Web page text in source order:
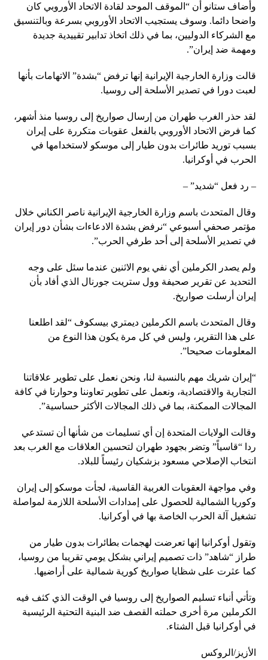
وأضاف ستانو أن “الموقف الموحد لقادة الاتحاد الأوروبي كان
واضحا دائما. وسوف يستجيب الاتحاد الأوروبي بسرعة وبالتنسيق
مع الشركاء الدوليين، بما في ذلك اتخاذ تدابير تقييدية جديدة
ومهمة ضد إيران”.
قالت وزارة الخارجية الإيرانية إنها ترفض “بشدة” الاتهامات بأنها
لعبت دورا في تصدير الأسلحة إلى روسيا.
لقد حذر الغرب طهران من إرسال صواريخ إلى روسيا منذ أشهر،
كما فرض الاتحاد الأوروبي بالفعل عقوبات متكررة على إيران
بسبب توريد طائرات بدون طيار إلى موسكو لاستخدامها في
الحرب في أوكرانيا.
– رد فعل “شديد” –
وقال المتحدث باسم وزارة الخارجية الإيرانية ناصر الكناني خلال
مؤتمر صحفي أسبوعي “نرفض بشدة الادعاءات بشأن دور إيران
في تصدير الأسلحة إلى أحد طرفي الحرب”.
ولم يصدر الكرملين أي نفي يوم الاثنين عندما سئل على وجه
التحديد عن تقرير صحيفة وول ستريت جورنال الذي أفاد بأن
إيران أرسلت صواريخ.
وقال المتحدث باسم الكرملين ديمتري بيسكوف “لقد اطلعنا
على هذا التقرير، وليس في كل مرة يكون هذا النوع من
المعلومات صحيحا”.
“إيران شريك مهم بالنسبة لنا، ونحن نعمل على تطوير علاقاتنا
التجارية والاقتصادية، ونعمل على تطوير تعاوننا وحوارنا في كافة
المجالات الممكنة، بما في ذلك المجالات الأكثر حساسية”.
وقالت الولايات المتحدة إن أي تسليمات من شأنها أن تستدعي
ردا “قاسياً” وتضر بجهود طهران لتحسين العلاقات مع الغرب بعد
انتخاب الإصلاحي مسعود بزشكيان رئيساً للبلاد.
وفي مواجهة العقوبات الغربية القاسية، لجأت موسكو إلى إيران
وكوريا الشمالية للحصول على إمدادات الأسلحة اللازمة لمواصلة
تشغيل آلة الحرب الخاصة بها في أوكرانيا.
وتقول أوكرانيا إنها تعرضت لهجمات بطائرات بدون طيار من
طراز “شاهد” ذات تصميم إيراني بشكل يومي تقريبا من روسيا،
كما عثرت على شظايا صواريخ كورية شمالية على أراضيها.
وتأتي أنباء تسليم الصواريخ إلى روسيا في الوقت الذي كثف فيه
الكرملين مرة أخرى حملته القصف ضد البنية التحتية الرئيسية
في أوكرانيا قبل الشتاء.
الأزيز/الروكس